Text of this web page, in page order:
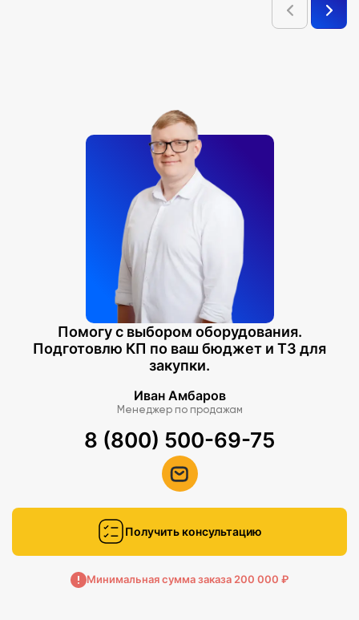
Помогу с выбором оборудования.
Подготовлю КП по ваш бюджет и ТЗ для
закупки.
Иван Амбаров
Менеджер по продажам
8 (800) 500-69-75
Получить консультацию
Минимальная сумма заказа 200 000 ₽